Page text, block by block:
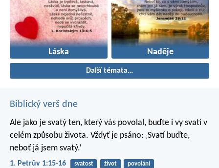
Láska Naděje
Další témata…
Biblický verš dne
Ale jako je svatý ten, který vás povolal, buďte i vy svatí v
celém způsobu života. Vždyť je psáno: ‚Svatí buďte,
neboť já jsem svatý.‘
1. Petrův 1:15-16 svatost život povolání